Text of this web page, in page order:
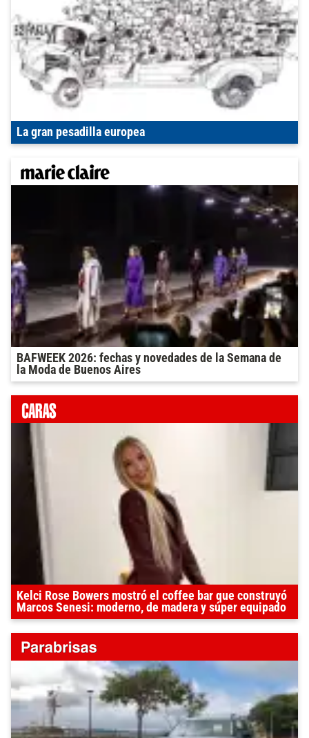
La gran pesadilla europea
BAFWEEK 2026: fechas y novedades de la Semana de
la Moda de Buenos Aires
Kelci Rose Bowers mostró el coffee bar que construyó
Marcos Senesi: moderno, de madera y súper equipado